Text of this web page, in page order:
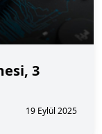
3
19 Eylül 2025